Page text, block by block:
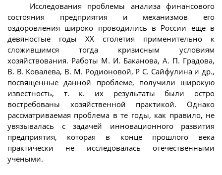
Исследования проблемы анализа финансового
состояния предприятия и механизмов его
оздоровления широко проводились в России еще в
девяностые годы XX столетия применительно к
сложившимся тогда кризисным условиям
хозяйствования. Работы М. И. Баканова, А. П. Градова,
В. В. Ковалева, В. М. Родионовой, Р С. Сайфулина и др.,
посвященные данной проблеме, получили широкую
известность, т. к. их результаты были остро
востребованы хозяйственной практикой. Однако
рассматриваемая проблема в те годы, как правило, не
увязывалась с задачей инновационного развития
предприятия, которая в конце прошлого века
практически не исследовалась отечественными
учеными.